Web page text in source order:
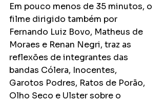
Em pouco menos de 35 minutos, o
filme dirigido também por
Fernando Luiz Bovo, Matheus de
Moraes e Renan Negri, traz as
reflexões de integrantes das
bandas Cólera, Inocentes,
Garotos Podres, Ratos de Porão,
Olho Seco e Ulster sobre o